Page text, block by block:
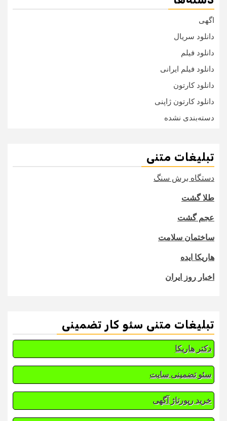
اگهی
دانلود سریال
دانلود فیلم
دانلود فیلم ایرانی
دانلود کارتون
دانلود کارتون ژاپنی
دسته‌بندی نشده
تبلیغات متنی
دستگاه برش سنگ
طلا گشت
عجم گشت
ساختمان سلامت
هاریکا ایده
اخبار روز ایران
تبلیغات متنی سئو کار تضمینی
دکتر هاریکا
سئو تضمینی سایت
خرید رپورتاژ آگهی